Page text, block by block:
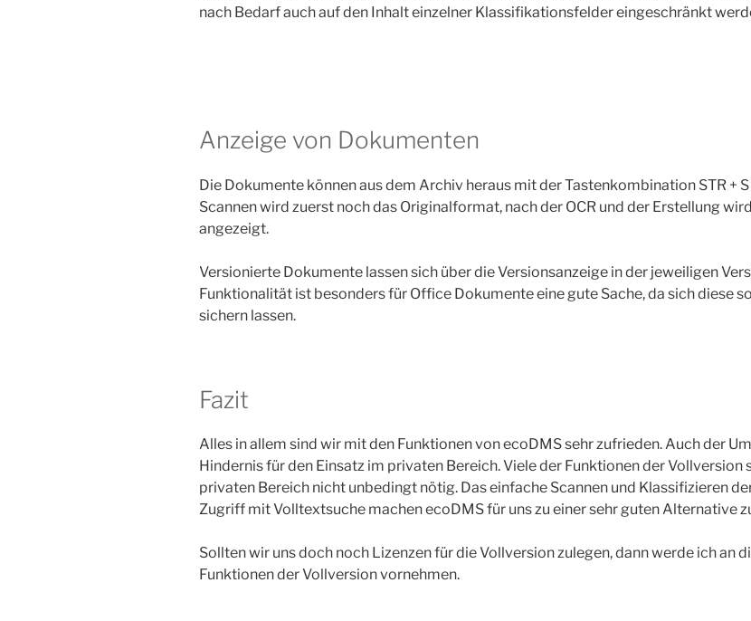
nach Bedarf auch auf den Inhalt einzelner Klassifikationsfelder eingeschränkt
Anzeige von Dokumenten
Die Dokumente können aus dem Archiv heraus mit der Tastenkombination STR +
Scannen wird zuerst noch das Originalformat, nach der OCR und der Erstellung
angezeigt.
Versionierte Dokumente lassen sich über die Versionsanzeige in der jeweiligen
Funktionalität ist besonders für Office Dokumente eine gute Sache, da sich diese
sichern lassen.
Fazit
Alles in allem sind wir mit den Funktionen von ecoDMS sehr zufrieden. Auch der
Hindernis für den Einsatz im privaten Bereich. Viele der Funktionen der Vollversion
privaten Bereich nicht unbedingt nötig. Das einfache Scannen und Klassifizieren
Zugriff mit Volltextsuche machen ecoDMS für uns zu einer sehr guten Alternative
Sollten wir uns doch noch Lizenzen für die Vollversion zulegen, dann werde ich an
Funktionen der Vollversion vornehmen.